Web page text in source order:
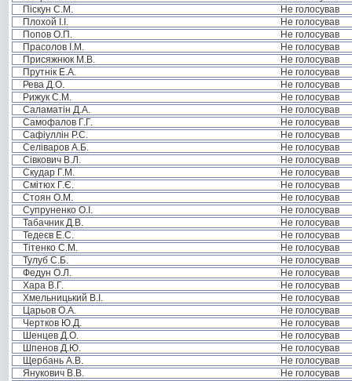
Піскун С.М.
Не голосував
Плохой І.І.
Не голосував
Попов О.П.
Не голосував
Прасолов І.М.
Не голосував
Присяжнюк М.В.
Не голосував
Прутнік Е.А.
Не голосував
Рева Д.О.
Не голосував
Рижук С.М.
Не голосував
Саламатін Д.А.
Не голосував
Самофалов Г.Г.
Не голосував
Сафіуллін Р.С.
Не голосував
Селіваров А.Б.
Не голосував
Сівкович В.Л.
Не голосував
Скудар Г.М.
Не голосував
Смітюх Г.Є.
Не голосував
Стоян О.М.
Не голосував
Супруненко О.І.
Не голосував
Табачник Д.В.
Не голосував
Тедеєв Е.С.
Не голосував
Тітенко С.М.
Не голосував
Тулуб С.Б.
Не голосував
Федун О.Л.
Не голосував
Хара В.Г.
Не голосував
Хмельницький В.І.
Не голосував
Царьов О.А.
Не голосував
Чертков Ю.Д.
Не голосував
Шенцев Д.О.
Не голосував
Шпенов Д.Ю.
Не голосував
Щербань А.В.
Не голосував
Янукович В.В.
Не голосував